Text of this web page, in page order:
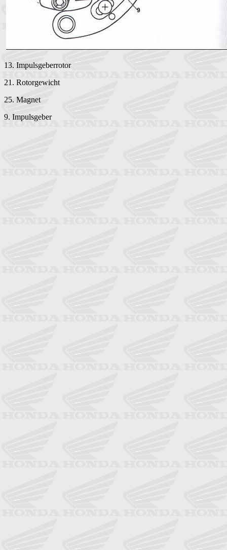
13. Impulsgeberrotor
21. Rotorgewicht
25. Magnet
9. Impulsgeber